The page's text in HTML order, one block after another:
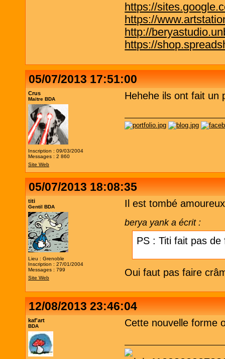
https://
https://
http://
https://
05/07/2013 17:51:00
Crus
Maitre BDA
Inscription : 09/03/2004
Messages : 2 860
Site Web
Hehehe ils ont fait un
05/07/2013 18:08:35
titi
Gentil BDA
Lieu : Grenoble
Inscription : 27/01/2004
Messages : 799
Site Web
Il est tombé
berya yank a écrit :
PS : Titi fait pas
Oui faut pas faire
12/08/2013 23:46:04
kaf'art
BDA Cette nouvelle forme